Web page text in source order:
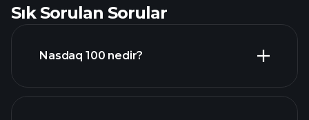
Sık Sorulan Sorular
Nasdaq 100 nedir?